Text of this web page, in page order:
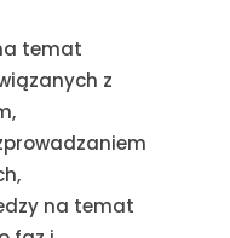
temat
z
na temat